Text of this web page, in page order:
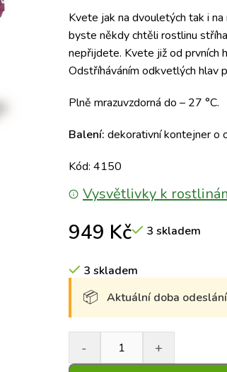
Kvete jak na dvouletých tak i
byste někdy chtěli rostlinu
nepřijdete. Kvete již od prvních
Odstříháváním odkvetlých hlav
Plně mrazuvzdorná do – 27 °C.
Balení: dekorativní kontejner o
Kód: 4150
Vysvětlivky k
949 Kč 3 skladem
3 skladem
Aktuální doba